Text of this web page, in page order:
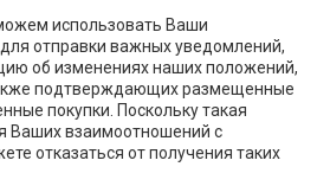
использовать Ваши
отправки важных уведомлений,
об изменениях наших положений,
подтверждающих размещенные
покупки. Поскольку такая
Ваших взаимоотношений с
отказаться от получения таких